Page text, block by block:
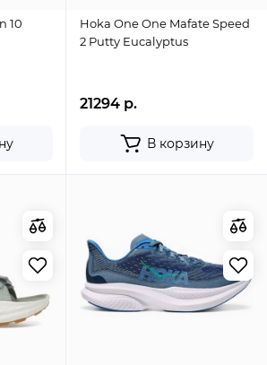
10
Hoka One One Mafate Speed
2 Putty Eucalyptus
21294 р.
В корзину